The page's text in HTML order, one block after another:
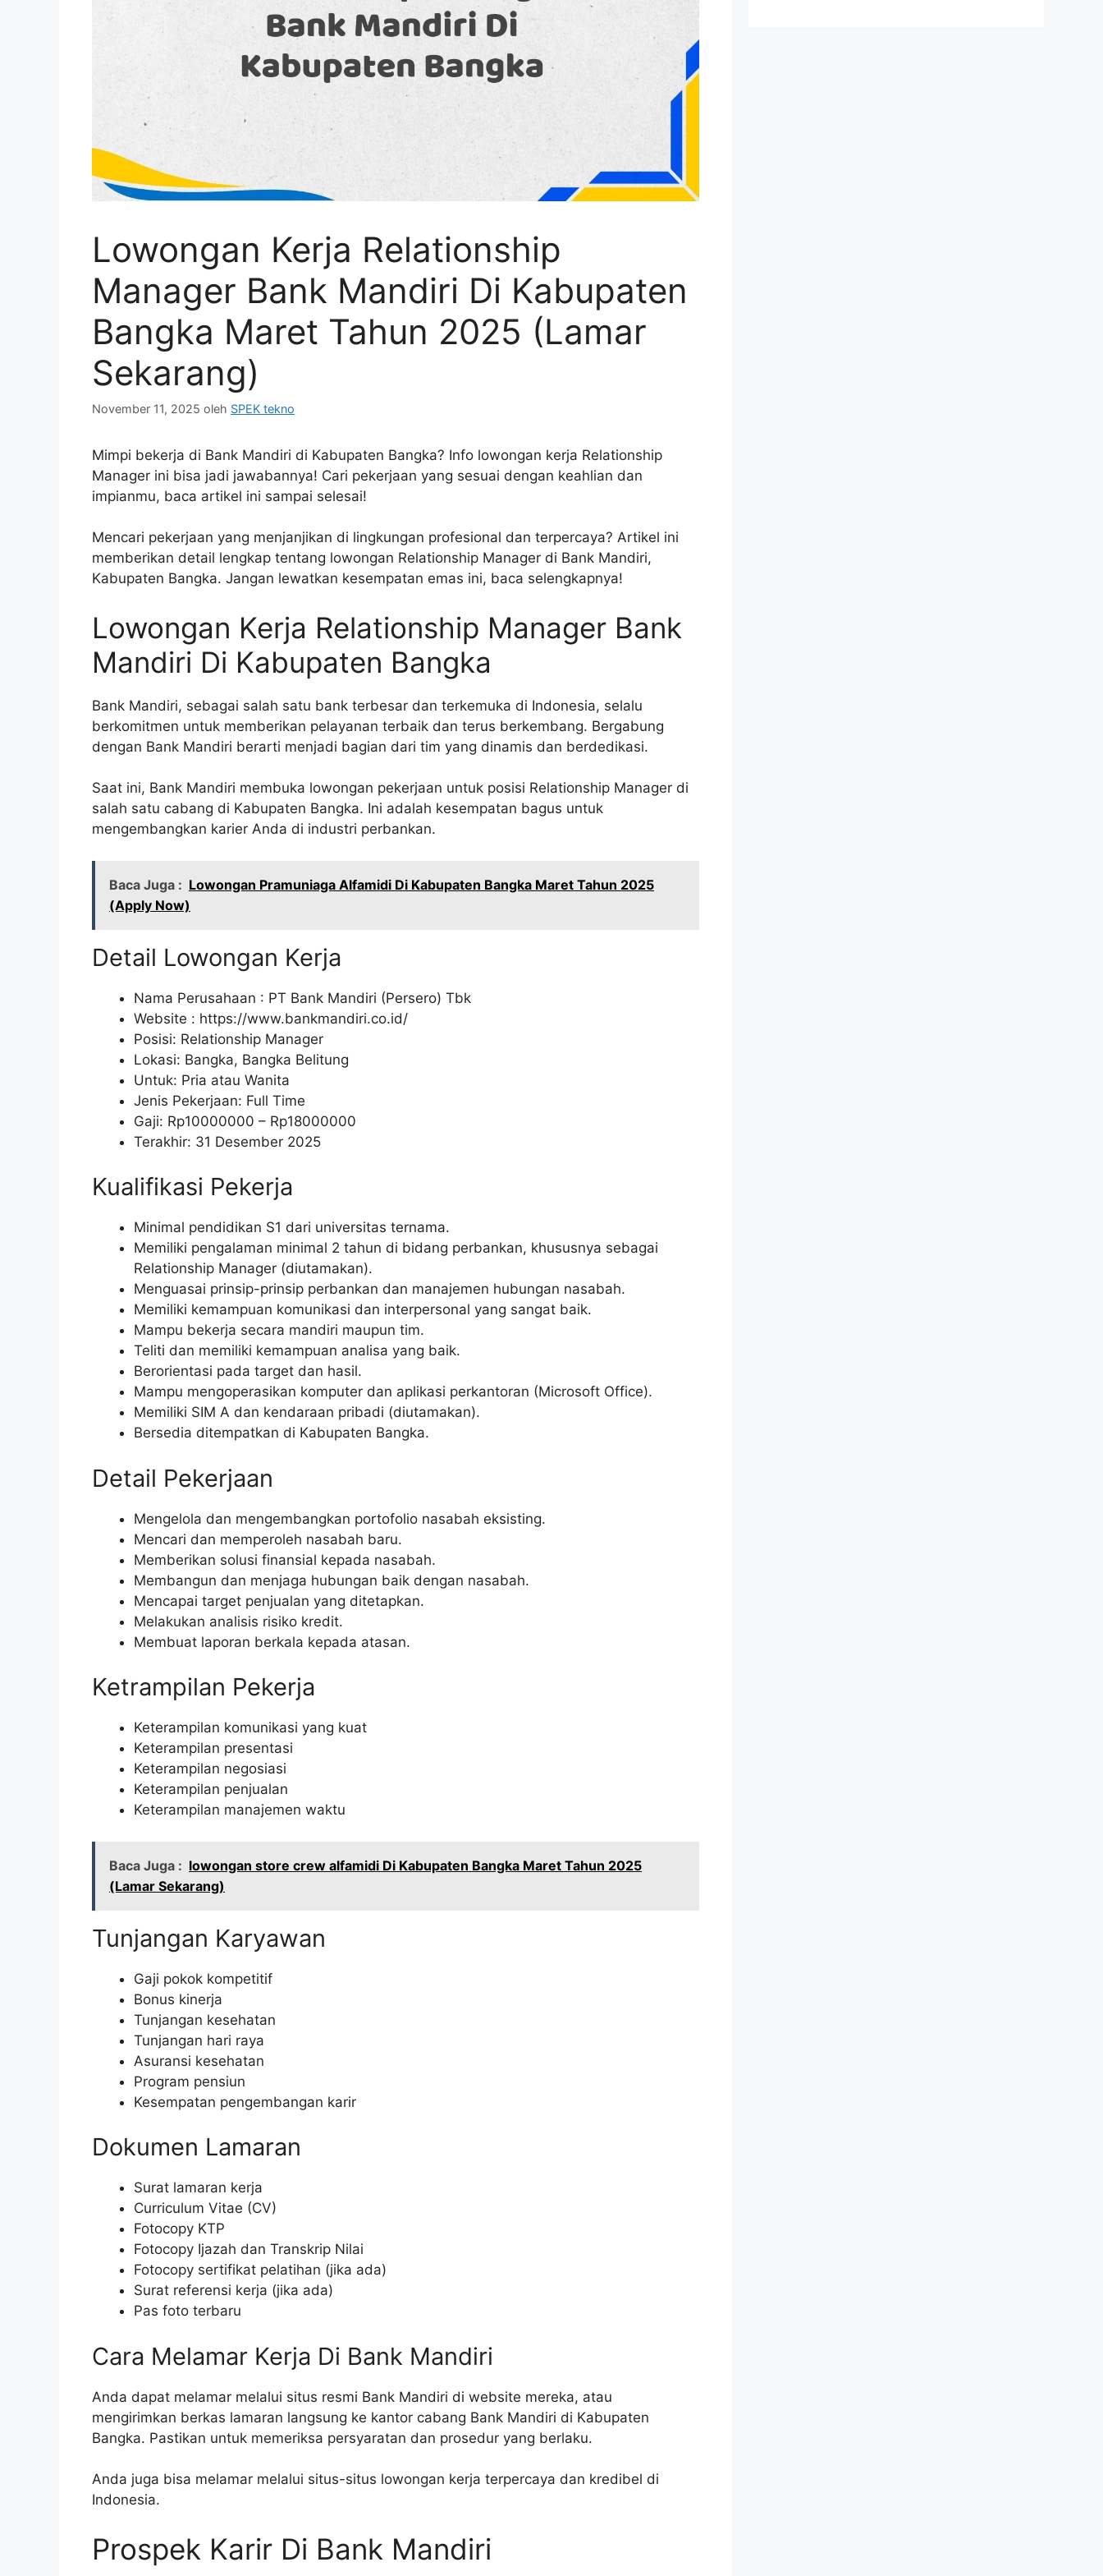
Lowongan Kerja Relationship
Manager Bank Mandiri Di Kabupaten
Bangka Maret Tahun 2025 (Lamar
Sekarang)
November 11, 2025 oleh SPEK tekno
Mimpi bekerja di Bank Mandiri di Kabupaten Bangka? Info lowongan kerja Relationship
Manager ini bisa jadi jawabannya! Cari pekerjaan yang sesuai dengan keahlian dan
impianmu, baca artikel ini sampai selesai!
Mencari pekerjaan yang menjanjikan di lingkungan profesional dan terpercaya? Artikel ini
memberikan detail lengkap tentang lowongan Relationship Manager di Bank Mandiri,
Kabupaten Bangka. Jangan lewatkan kesempatan emas ini, baca selengkapnya!
Lowongan Kerja Relationship Manager Bank
Mandiri Di Kabupaten Bangka
Bank Mandiri, sebagai salah satu bank terbesar dan terkemuka di Indonesia, selalu
berkomitmen untuk memberikan pelayanan terbaik dan terus berkembang. Bergabung
dengan Bank Mandiri berarti menjadi bagian dari tim yang dinamis dan berdedikasi.
Saat ini, Bank Mandiri membuka lowongan pekerjaan untuk posisi Relationship Manager di
salah satu cabang di Kabupaten Bangka. Ini adalah kesempatan bagus untuk
mengembangkan karier Anda di industri perbankan.
Baca Juga : Lowongan Pramuniaga Alfamidi Di Kabupaten Bangka Maret Tahun 2025
(Apply Now)
Detail Lowongan Kerja
Nama Perusahaan : PT Bank Mandiri (Persero) Tbk
Website : https://www.bankmandiri.co.id/
Posisi: Relationship Manager
Lokasi: Bangka, Bangka Belitung
Untuk: Pria atau Wanita
Jenis Pekerjaan: Full Time
Gaji: Rp10000000 – Rp18000000
Terakhir: 31 Desember 2025
Kualifikasi Pekerja
Minimal pendidikan S1 dari universitas ternama.
Memiliki pengalaman minimal 2 tahun di bidang perbankan, khususnya sebagai
Relationship Manager (diutamakan).
Menguasai prinsip-prinsip perbankan dan manajemen hubungan nasabah.
Memiliki kemampuan komunikasi dan interpersonal yang sangat baik.
Mampu bekerja secara mandiri maupun tim.
Teliti dan memiliki kemampuan analisa yang baik.
Berorientasi pada target dan hasil.
Mampu mengoperasikan komputer dan aplikasi perkantoran (Microsoft Office).
Memiliki SIM A dan kendaraan pribadi (diutamakan).
Bersedia ditempatkan di Kabupaten Bangka.
Detail Pekerjaan
Mengelola dan mengembangkan portofolio nasabah eksisting.
Mencari dan memperoleh nasabah baru.
Memberikan solusi finansial kepada nasabah.
Membangun dan menjaga hubungan baik dengan nasabah.
Mencapai target penjualan yang ditetapkan.
Melakukan analisis risiko kredit.
Membuat laporan berkala kepada atasan.
Ketrampilan Pekerja
Keterampilan komunikasi yang kuat
Keterampilan presentasi
Keterampilan negosiasi
Keterampilan penjualan
Keterampilan manajemen waktu
Baca Juga : lowongan store crew alfamidi Di Kabupaten Bangka Maret Tahun 2025
(Lamar Sekarang)
Tunjangan Karyawan
Gaji pokok kompetitif
Bonus kinerja
Tunjangan kesehatan
Tunjangan hari raya
Asuransi kesehatan
Program pensiun
Kesempatan pengembangan karir
Dokumen Lamaran
Surat lamaran kerja
Curriculum Vitae (CV)
Fotocopy KTP
Fotocopy Ijazah dan Transkrip Nilai
Fotocopy sertifikat pelatihan (jika ada)
Surat referensi kerja (jika ada)
Pas foto terbaru
Cara Melamar Kerja Di Bank Mandiri
Anda dapat melamar melalui situs resmi Bank Mandiri di website mereka, atau
mengirimkan berkas lamaran langsung ke kantor cabang Bank Mandiri di Kabupaten
Bangka. Pastikan untuk memeriksa persyaratan dan prosedur yang berlaku.
Anda juga bisa melamar melalui situs-situs lowongan kerja terpercaya dan kredibel di
Indonesia.
Prospek Karir Di Bank Mandiri